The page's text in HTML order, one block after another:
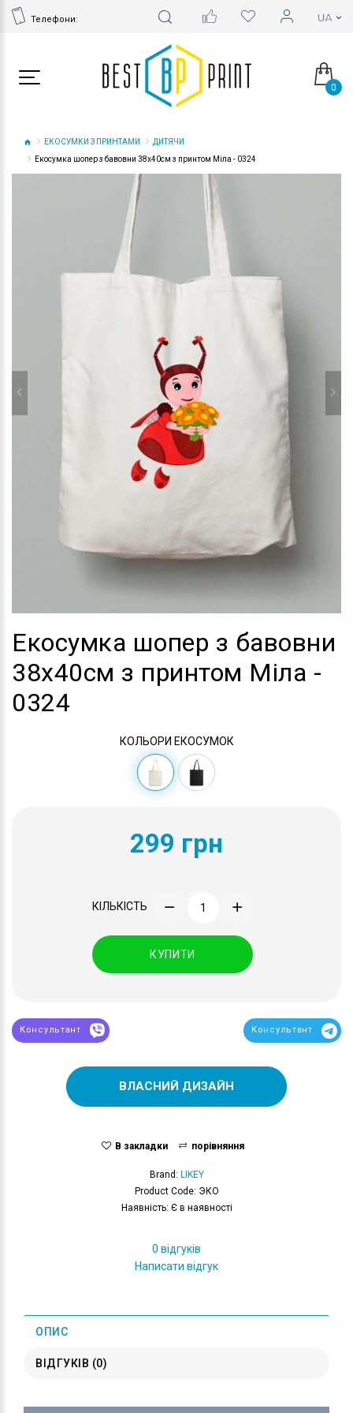
Телефони:
0
ЕКОСУМКИ З ПРИНТАМИ
ДИТЯЧИ
Екосумка шопер з бавовни 38х40см з принтом Міла - 0324
Екосумка шопер з бавовни
38х40см з принтом Міла -
0324
КОЛЬОРИ ЕКОСУМОК
299 грн
КІЛЬКІСТЬ
КУПИТИ
Консультант Консультант
ВЛАСНИЙ ДИЗАЙН
В закладки порівняння
Brand: LIKEY
Product Code: ЭКО
Наявність: Є в наявності
0 відгуків
Написати відгук
ОПИС
ВІДГУКІВ (0)